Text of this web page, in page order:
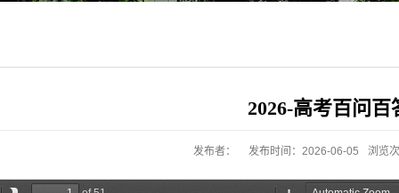
2026-高考百问百
发布者： 发布时间：2026-06-05 浏览